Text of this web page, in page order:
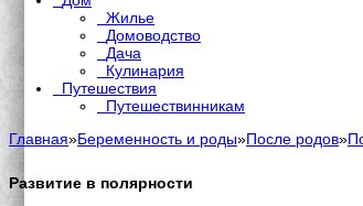
Жилье
Домоводство
Дача
Кулинария
Путешествия
Путешествинникам
Главная»Беременность и роды»После родов»
Развитие в полярности